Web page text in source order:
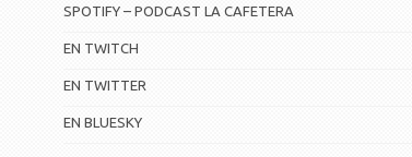
SPOTIFY – PODCAST LA CAFETERA
EN TWITCH
EN TWITTER
EN BLUESKY